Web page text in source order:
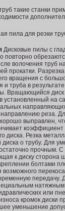
такие станки
Дисковые пилы с
волочения труб
прокатки.
вращения с
и труба в
Вращающийся
на
направлению реза.
выправлен,
диска. Резка
о трубу. Для
прочным. С
к диску сторона
болтами
или
кромок диски
уменьшение